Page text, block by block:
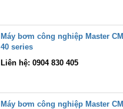
Máy bơm công nghiệp Master CM
40 series
Liên hệ: 0904 830 405
Máy bơm công nghiệp Master CM